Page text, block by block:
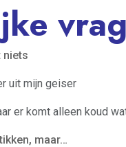
niets
uit mijn geiser
er komt alleen koud
maar…